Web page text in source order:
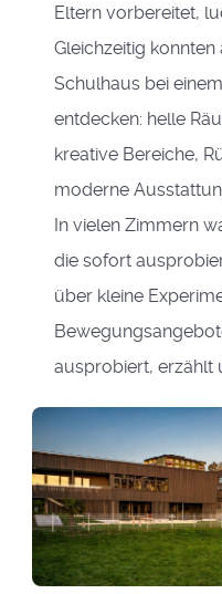
Eltern vorbereitet,
Gleichzeitig
Schulhaus bei
entdecken: helle
kreative Bereiche,
moderne
In vielen Zimmern
die sofort
über kleine
ausprobiert, erzählt